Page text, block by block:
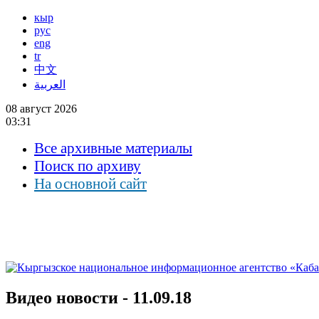
кыр
рус
eng
tr
中文
العربية
08 август 2026
03:31
Все архивные материалы
Поиск по архиву
На основной сайт
Видео новости - 11.09.18